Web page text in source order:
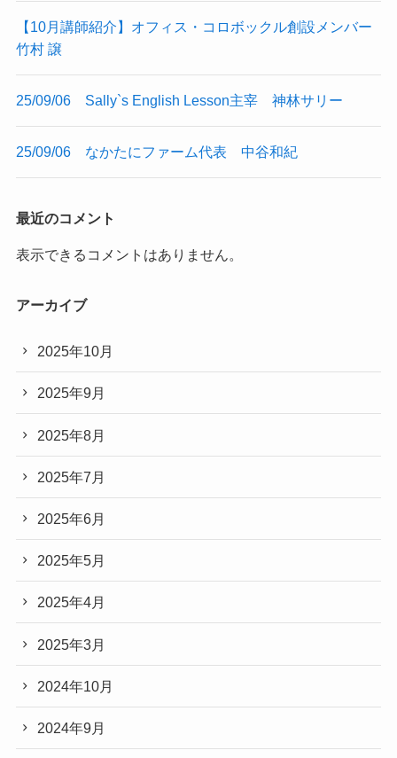
【10月講師紹介】オフィス・コロボックル創設メンバー
竹村 譲
25/09/06 Sally`s English Lesson主宰 神林サリー
25/09/06 なかたにファーム代表 中谷和紀
最近のコメント
表示できるコメントはありません。
アーカイブ
2025年10月
2025年9月
2025年8月
2025年7月
2025年6月
2025年5月
2025年4月
2025年3月
2024年10月
2024年9月